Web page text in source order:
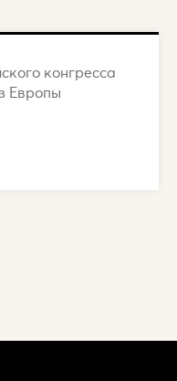
конгресса
Европы